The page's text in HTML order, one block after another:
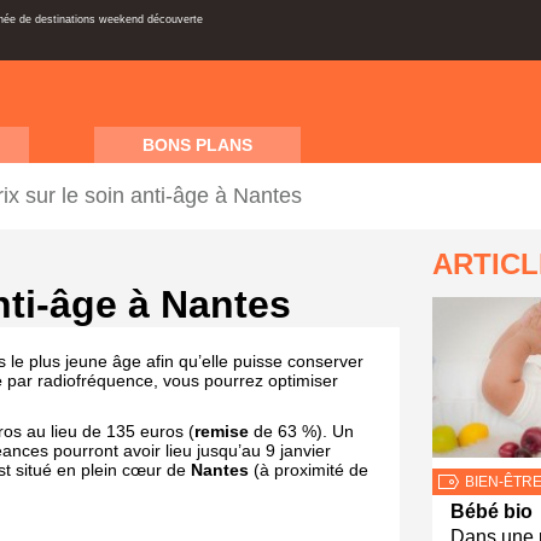
de destinations weekend découverte
BONS PLANS
sur le soin anti-âge à Nantes
âge à Nantes
plus jeune âge afin qu’elle puisse conserver
par radiofréquence, vous pourrez optimiser
au lieu de 135 euros (remise de 63 %). Un
pourront avoir lieu jusqu’au 9 janvier
situé en plein cœur de Nantes (à proximité de
BIEN-ÊTRE
Bébé bio